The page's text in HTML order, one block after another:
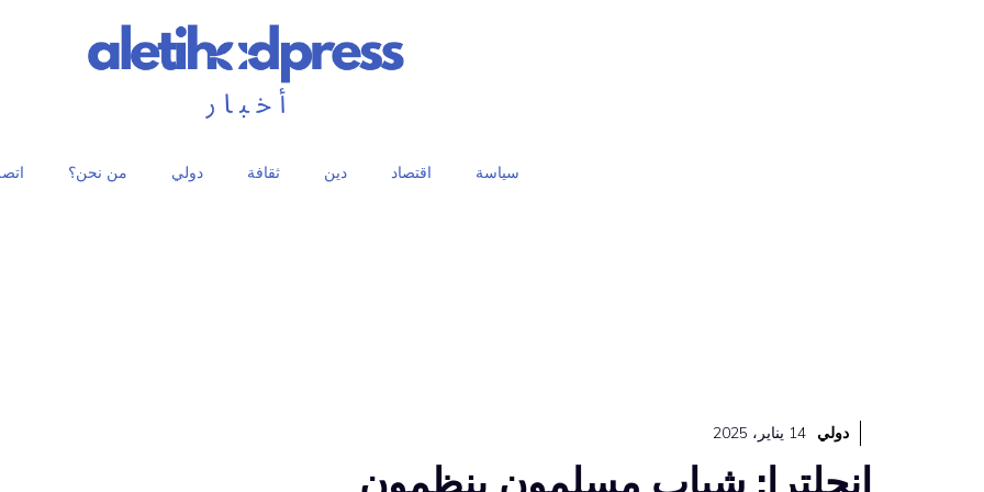
سياسة اقتصاد دين ثقافة دولي من نحن؟
دولي 14 يناير، 2025
إنجلترا: شباب مسلمون ينظمون